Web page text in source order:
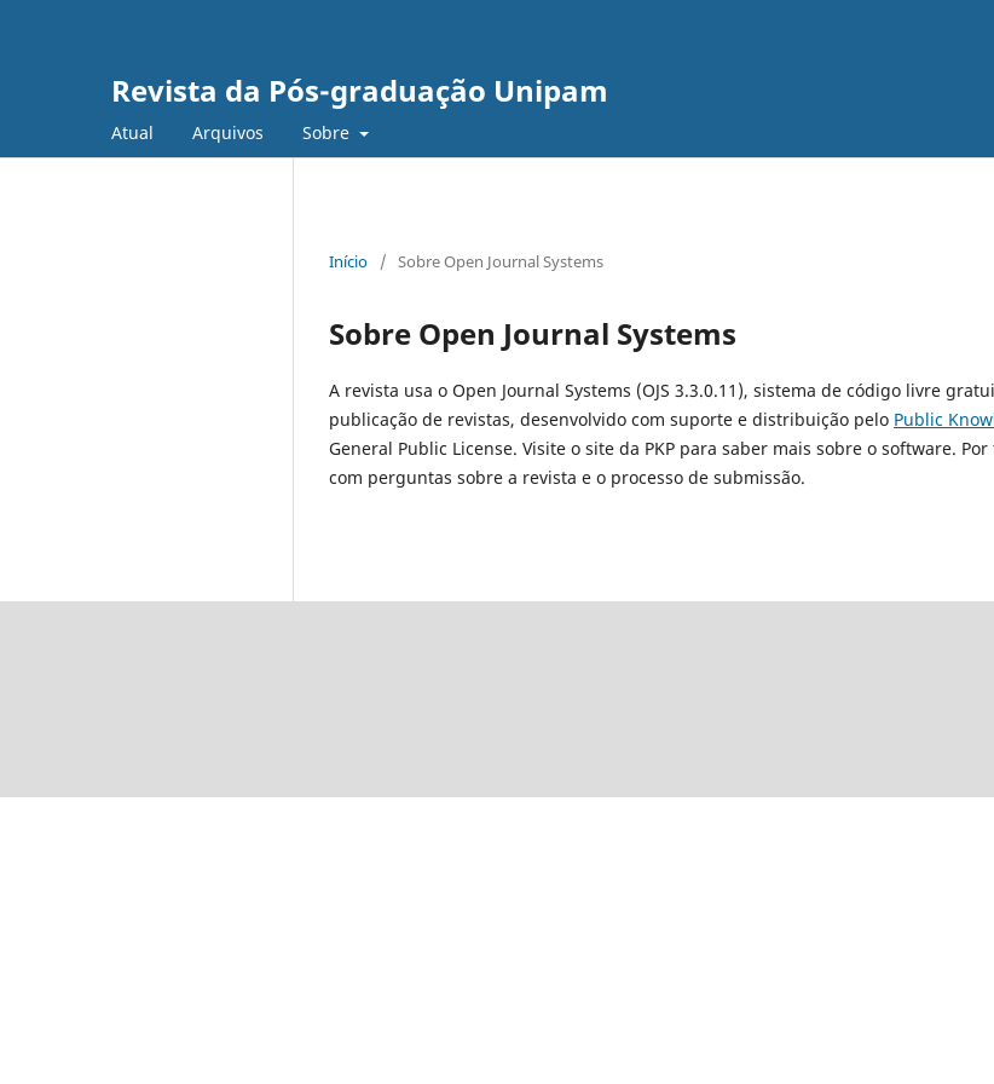
Revista da Pós-graduação Unipam
Atual Arquivos Sobre
Início / Sobre Open Journal Systems
Sobre Open Journal Systems
A revista usa o Open Journal Systems (OJS 3.3.0.11), sistema de código livre
publicação de revistas, desenvolvido com suporte e distribuição pelo Public
General Public License. Visite o site da PKP para saber mais sobre o software. Por
com perguntas sobre a revista e o processo de submissão.